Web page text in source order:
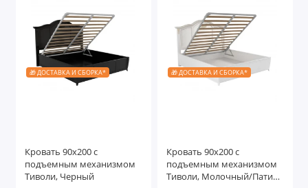
🎁 ДОСТАВКА И СБОРКА*
Кровать 90x200 с
подъемным механизмом
Тиволи, Черный
🎁 ДОСТАВКА И СБОРКА*
Кровать 90x200 с
подъемным механизмом
Тиволи, Молочный/Патина